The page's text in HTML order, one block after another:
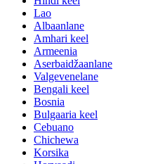
Lao
Albaanlane
Amhari keel
Armeenia
Aserbaidžaanlane
Valgevenelane
Bengali keel
Bosnia
Bulgaaria keel
Cebuano
Chichewa
Korsika